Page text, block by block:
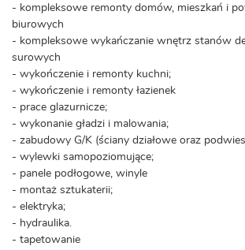
- kompleksowe remonty domów, mieszkań i
biurowych
- kompleksowe wykańczanie wnętrz stanów
surowych
- wykończenie i remonty kuchni;
- wykończenie i remonty łazienek
- prace glazurnicze;
- wykonanie gładzi i malowania;
- zabudowy G/K (ściany działowe oraz
- wylewki samopoziomujące;
- panele podłogowe, winyle
- montaż sztukaterii;
- elektryka;
- hydraulika.
- tapetowanie